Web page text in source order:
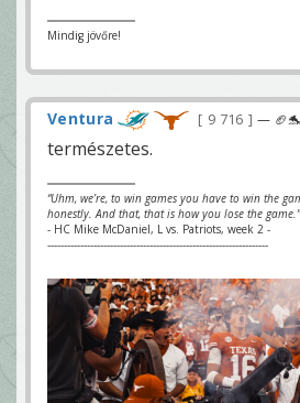
Mindig jövőre!
Ventura 9 716 —
természetes.
“Uhm, we’re, to win games you have to win the
honestly. And that, that is how you lose the game.”
- HC Mike McDaniel, L vs. Patriots, week 2 -
-------------------------------------------------------------------